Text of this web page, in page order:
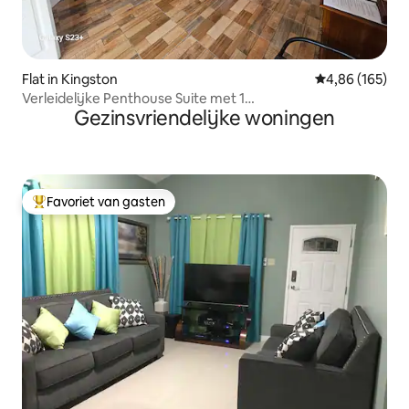
Flat in Kingston Gemiddelde
4,86 (165)
Verleidelijke Penthouse Suite met 1
slaapkamer/privéterras
Gezinsvriendelijke woningen
Topfavoriet van gasten
Favoriet van gasten